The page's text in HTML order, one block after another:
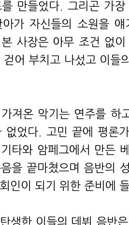
만들었다. 그리곤 가
가 자신들의 소원을 얘
사장은 아무 조건 없
걷어 부치고 나섰고 이들
져온 악기는 연주를 하
없었다. 고민 끝에 평론
타와 암페그에서 만든
을 끝마쳤으며 음반의
인이 되기 위한 준비에
생한 이들의 데뷔 음반